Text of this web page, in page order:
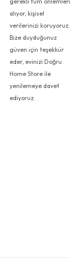
alıyor, kişisel
verilerinizi koruyoruz.
Bize duyduğunuz
güven için teşekkür
eder, evinizi Doğru
Home Store ile
yenilemeye davet
ediyoruz.